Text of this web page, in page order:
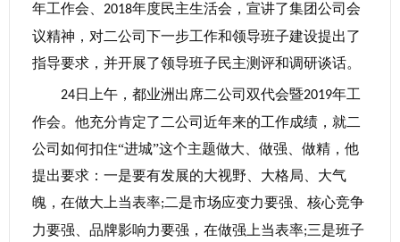
年工作会、 2018年度民主生活会，宣讲了集团公司会
议精神，对二公司下一步工作和领导班子建设提出了
指导要求，并开展了领导班子民主测评和调研谈话。
24日上午，都业洲出席二公司双代会暨2019年工
作会。他充分肯定了二公司近年来的工作成绩，就二
公司如何扣住“进城”这个主题做大、做强、做精，他
提出要求：一是要有发展的大视野、大格局、大气
魄，在做大上当表率;二是市场应变力要强、核心竞争
力要强、品牌影响力要强，在做强上当表率;三是班子